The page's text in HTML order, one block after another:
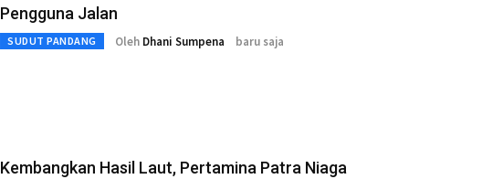
Pengguna Jalan
SUDUT PANDANG Oleh Dhani Sumpena baru saja
Kembangkan Hasil Laut, Pertamina Patra Niaga